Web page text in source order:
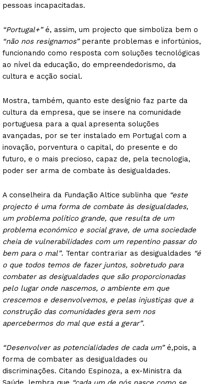
pessoas incapacitadas.
“Portugal+”é, assim, um projecto que simboliza bem o
“não nos resignamos”perante problemas e infortúnios,
funcionando como resposta com soluções tecnológicas
ao nível da educação, do empreendedorismo, da
cultura e acção social.
Mostra, também, quanto este desígnio faz parte da
cultura da empresa, que se insere na comunidade
portuguesa para a qual apresenta soluções
avançadas, por se ter instalado em Portugal com a
inovação, porventura o capital, do presente e do
futuro, e o mais precioso, capaz de, pela tecnologia,
poder ser arma de combate às desigualdades.
A conselheira da Fundação Altice sublinha que “este
projecto é uma forma de combate às desigualdades,
um problema político grande, que resulta de um
problema económico e social grave, de uma sociedade
cheia de vulnerabilidades com um repentino passar do
bem para o mal”. Tentar contrariar as desigualdades “é
o que todos temos de fazer juntos, sobretudo para
combater as desigualdades que são proporcionadas
pelo lugar onde nascemos, o ambiente em que
crescemos e desenvolvemos, e pelas injustiças que a
construção das comunidades gera sem nos
apercebermos do mal que está a gerar”.
“Desenvolver as potencialidades de cada um”é,pois, a
forma de combater as desigualdades ou
discriminações. Citando Espinoza, a ex-Ministra da